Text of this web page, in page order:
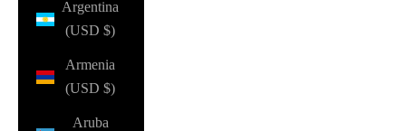
Argentina
(USD $)
Armenia
(USD $)
Aruba